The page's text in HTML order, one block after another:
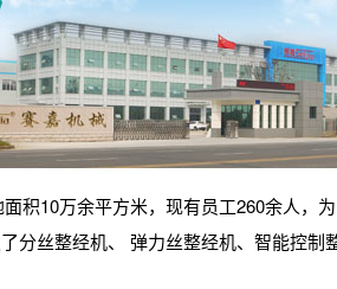
10万余平方米，现有员工260余人，
分丝整经机、 弹力丝整经机、智能控制